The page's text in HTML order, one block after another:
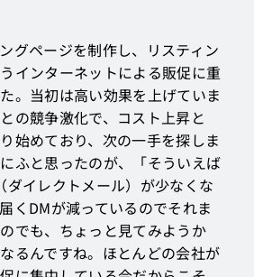
グページを制作し、リスティン
インターネットによる販促に重
。当初は高い効果を上げていま
の競争激化で、コスト上昇と
始めており、次の一手を探しま
ふと思ったのが、「そういえば
ダイレクトメール）が少なくな
くDMが減っているのでそれま
でも、ちょっと見てみようか
るんですね。ほとんどの会社が